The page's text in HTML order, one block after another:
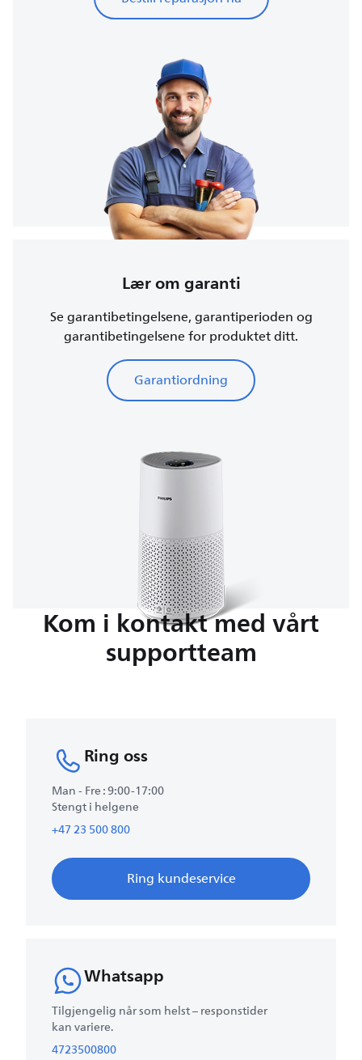
Lær om garanti
Se garantibetingelsene, garantiperioden og
garantibetingelsene for produktet ditt.
Garantiordning
Kom i kontakt med vårt
supportteam
Ring oss
Man - Fre : 9:00-17:00
Stengt i helgene
+47 23 500 800
Ring kundeservice
Whatsapp
Tilgjengelig når som helst – responstider
kan variere.
4723500800